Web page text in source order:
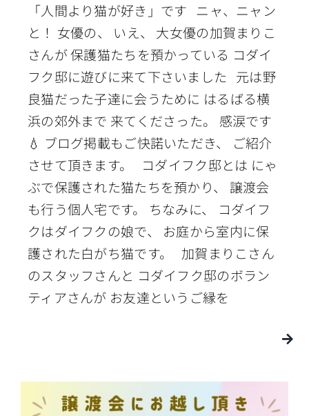
「人間より猫が好き」です ニャ、ニャン
と！ 女優の、 いえ、 大女優の加賀まりこ
さんが 保護猫たちを預かっている コダイ
フク邸に遊びに来て下さいました 元は野
良猫だった子達に会うために はるばる横
浜の郊外まで 来てくださった。 感涙です
💧 ブログ掲載もご快諾いただき、 ご紹介
させて頂きます。 コダイフク邸とは にゃ
ぶで保護された猫たちを預かり、 譲渡会
も行う個人宅です。 ちなみに、 コダイフ
クはダイフクの娘で、 お庭から室内に保
護された白がち猫です。 加賀まりこさん
のスタッフさんと コダイフク邸のボラン
ティアさんが お友達というご縁を